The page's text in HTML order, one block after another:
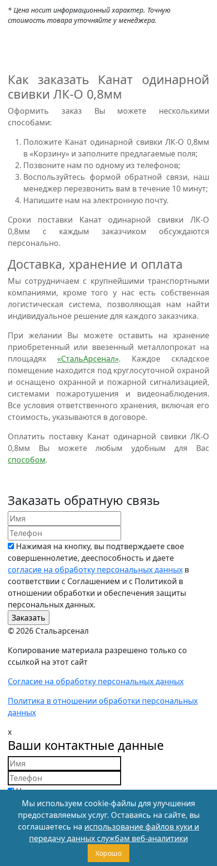
* Цена носит информационный характер. Точную
стоимость товара уточняйте у менеджера.
Как заказать Канат одинарной
свивки ЛК-О 0,8мм
Оформить заказ Вы можете несколькими
способами:
Положите Канат одинарной свивки ЛК-О 0,8мм
в «Корзину» и заполните предлагаемые поля;
Позвоните нам по одному из телефонов;
Воспользуйтесь формой обратной связи, наш
менеджер перезвонить вам в течение 10 минут;
Напишите нам на электронную почту.
Сроки поставки Канат одинарной свивки ЛК-О
0,8мм с каждым заказчиком обсуждаются
персонально.
Доставка, хранение и оплата
Мы сотрудничаем с крупнейшими транспортными
компаниями, кроме того у нас есть собственная
логистическая система, позволяющая нам найти
индивидуальное решение для каждого заказчика.
При желании Вы можете оставить на хранение
приобретенный или ввезенный металлопрокат на
площадях «СтальАрсенал». Каждое складское
помещение находится под круглосуточной охраной
и оснащено охранной и пожарной сигнализацией,
системами пожаротушения и видеонаблюдения.
Все условия ответственного хранения, включая его
стоимость, указываются в договоре.
Оплатить поставку Канат одинарной свивки ЛК-О
0,8мм Вы можете любым удобным для Вас
способом.
Заказать обратную связь
Нажимая на кнопку, вы подтверждаете свое
совершеннолетие, дееспособность и даете
согласие на обработку персональных данных в
соответствии с Соглашением и с Политикой в
отношении обработки и обеспечения защиты
персональных данных.
© 2026 Стальарсенал
Копирование материала разрешено только со
ссылкой на этот сайт
Согласие на обработку персональных данных
Политика в отношении обработки персональных
данных
x
Ваши контактные данные
Нажимая на кнопку, вы подтверждаете свое
совершеннолетие, дееспособность и даете
согласие на обработку персональных данныхв
соответствии с Соглашением и с Политикой в
отношении обработки и обеспечения защиты
Мы используем cookie-файлы для улучшения
предоставляемых услуг. Оставаясь на сайте, вы
соглашаетесь на использование файлов куки и
передачу данных службам веб-аналитики
Хорошо